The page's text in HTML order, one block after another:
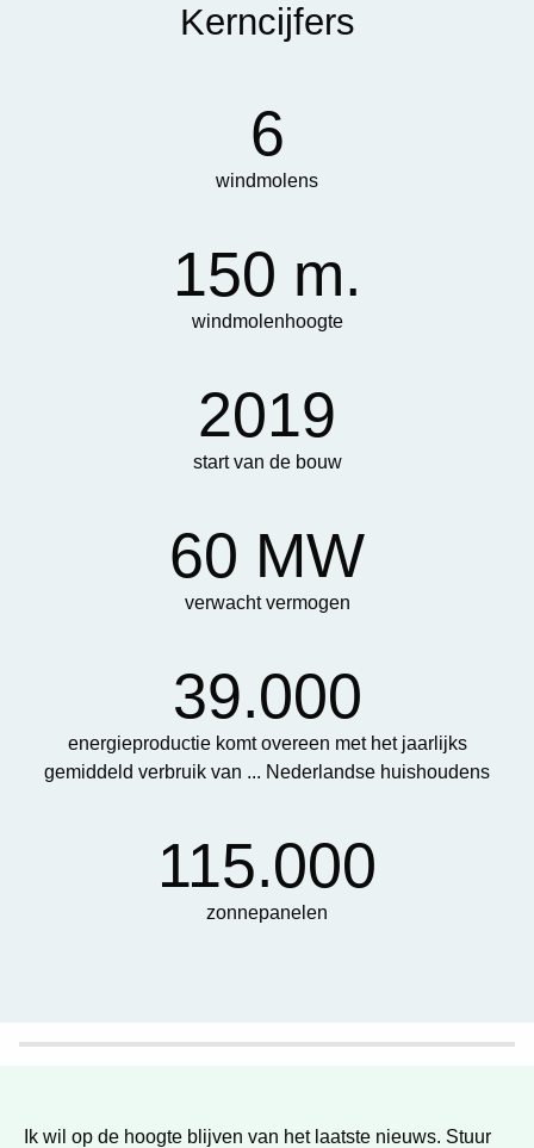
Kerncijfers
6
windmolens
150 m.
windmolenhoogte
2019
start van de bouw
60 MW
verwacht vermogen
39.000
energieproductie komt overeen met het jaarlijks
gemiddeld verbruik van ... Nederlandse huishoudens
115.000
zonnepanelen
Ik wil op de hoogte blijven van het laatste nieuws. Stuur